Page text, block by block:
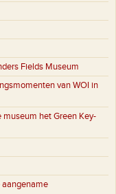
Fields Museum
van WOI in
het Green Key-
aangename